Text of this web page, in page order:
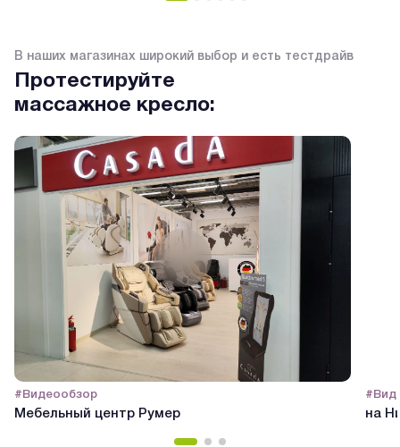
В наших магазинах широкий выбор и есть тестдрайв
Протестируйте
массажное кресло:
#Видеообзор
Мебельный центр Румер на